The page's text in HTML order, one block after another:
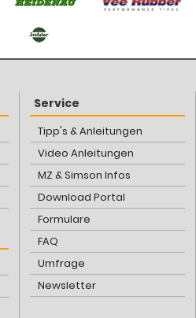
Service
Tipp's & Anleitungen
Video Anleitungen
MZ & Simson Infos
Download Portal
Formulare
FAQ
Umfrage
Newsletter